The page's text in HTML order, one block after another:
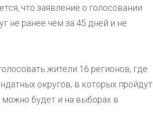
что заявление о голосовании
не ранее чем за 45 дней и не
жители 16 регионов, где
округов, в которых пройдут
можно будет и на выборах в